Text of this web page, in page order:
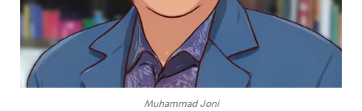
Muhammad Joni